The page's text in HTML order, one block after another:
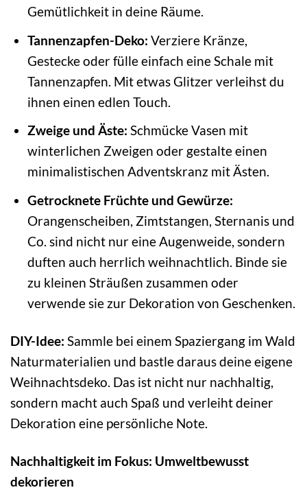
Gemütlichkeit in deine Räume.
Tannenzapfen-Deko: Verziere Kränze,
Gestecke oder fülle einfach eine Schale mit
Tannenzapfen. Mit etwas Glitzer verleihst du
ihnen einen edlen Touch.
Zweige und Äste: Schmücke Vasen mit
winterlichen Zweigen oder gestalte einen
minimalistischen Adventskranz mit Ästen.
Getrocknete Früchte und Gewürze:
Orangenscheiben, Zimtstangen, Sternanis und
Co. sind nicht nur eine Augenweide, sondern
duften auch herrlich weihnachtlich. Binde sie
zu kleinen Sträußen zusammen oder
verwende sie zur Dekoration von Geschenken.
DIY-Idee: Sammle bei einem Spaziergang im Wald
Naturmaterialien und bastle daraus deine eigene
Weihnachtsdeko. Das ist nicht nur nachhaltig,
sondern macht auch Spaß und verleiht deiner
Dekoration eine persönliche Note.
Nachhaltigkeit im Fokus: Umweltbewusst
dekorieren